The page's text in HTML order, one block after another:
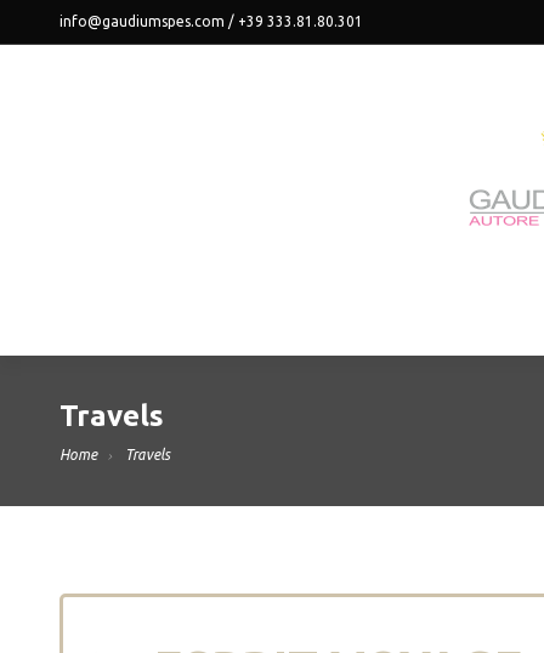
info@gaudiumspes.com / +39 333.81.80.301
Travels
Home Travels